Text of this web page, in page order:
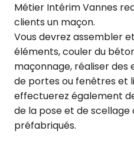
Métier Intérim Vannes
clients un maçon.
Vous devrez assembler
éléments, couler du
maçonnage, réaliser des
de portes ou fenêtres et
effectuerez également
de la pose et de scellage
préfabriqués.